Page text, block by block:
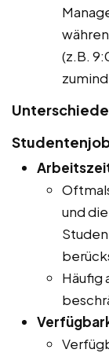
(z.B.
und
Häufig